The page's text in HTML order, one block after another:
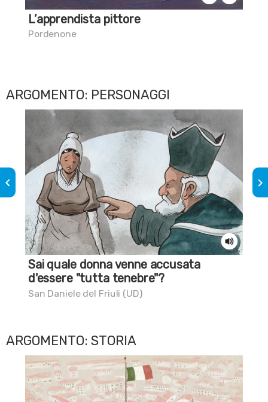
L’apprendista pittore
Pordenone
ARGOMENTO: PERSONAGGI
Sai quale donna venne accusata
d'essere "tutta tenebre"?
San Daniele del Friuli (UD)
keyboard_arrow_left keyboard_arrow_right
ARGOMENTO: STORIA